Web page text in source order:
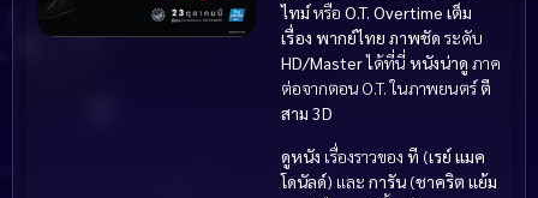
ไทม์หรือ O.T. Overtime เต็ม
เรื่อง พากย์ไทย ภาพชัด ระดับ
HD/Masterได้ที่นี่ หนังน่าดู ภาค
ต่อจากตอน O.T. ในภาพยนตร์ตี
สาม 3D
ดูหนัง เรื่องราวของ ที (เรย์ แมค
โดนัลด์) และ การัน (ชาคริต แย้ม